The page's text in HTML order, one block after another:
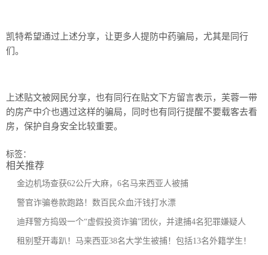
凯特希望通过上述分享，让更多人提防中药骗局，尤其是同行
们。
上述贴文被网民分享，也有同行在贴文下方留言表示，芙蓉一带
的房产中介也遇过这样的骗局，同时也有同行提醒不要载客去看
房，保护自身安全比较重要。
标签：
相关推荐
金边机场查获62公斤大麻，6名马来西亚人被捕
警官诈骗卷款跑路！数百民众血汗钱打水漂
迪拜警方捣毁一个“虚假投资诈骗”团伙，并逮捕4名犯罪嫌疑人
租别墅开毒趴！马来西亚38名大学生被捕！包括13名外籍学生！